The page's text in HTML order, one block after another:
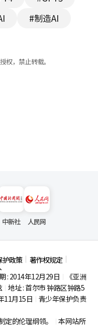
#制造AI
权，禁止转载。
中新社 人民网
护政策 著作权规定
: 2014年12月29日
《亚洲
地址 : 首尔市钟路区钟路5
11月15日
青少年保护负责
定的伦理纲领。
本网站所